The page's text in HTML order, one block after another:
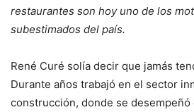
restaurantes son hoy uno de los
subestimados del país.
René Curé solía decir que jamás
Durante años trabajó en el sector
construcción, donde se